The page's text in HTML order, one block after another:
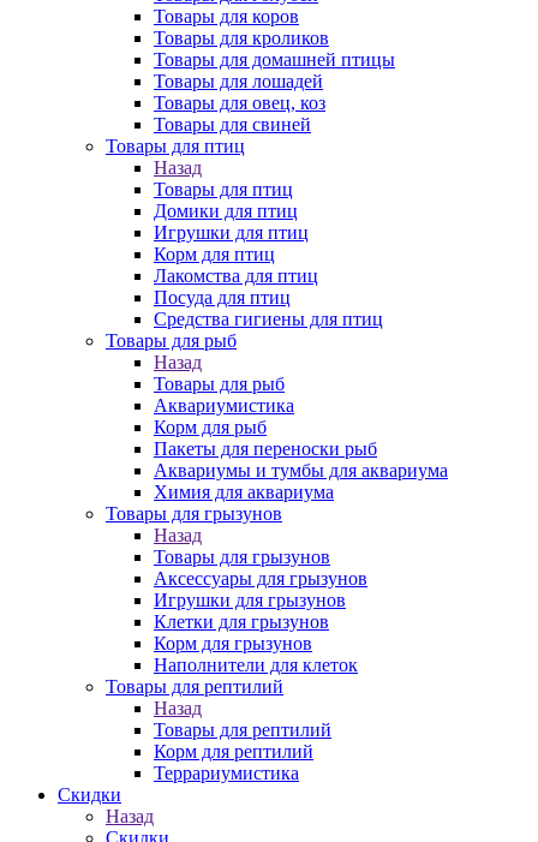
Товары для коров
Товары для кроликов
Товары для домашней птицы
Товары для лошадей
Товары для овец, коз
Товары для свиней
Товары для птиц
Назад
Товары для птиц
Домики для птиц
Игрушки для птиц
Корм для птиц
Лакомства для птиц
Посуда для птиц
Средства гигиены для птиц
Товары для рыб
Назад
Товары для рыб
Аквариумистика
Корм для рыб
Пакеты для переноски рыб
Аквариумы и тумбы для аквариума
Химия для аквариума
Товары для грызунов
Назад
Товары для грызунов
Аксессуары для грызунов
Игрушки для грызунов
Клетки для грызунов
Корм для грызунов
Наполнители для клеток
Товары для рептилий
Назад
Товары для рептилий
Корм для рептилий
Террариумистика
Скидки
Назад
Скидки